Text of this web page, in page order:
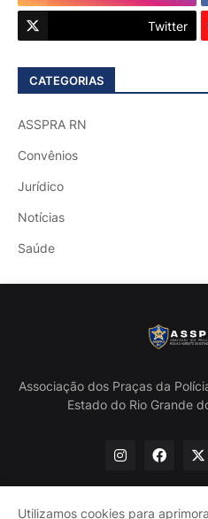
Twitter
CATEGORIAS
ASSPRA RN
Convênios
Jurídico
Notícias
Saúde
Associação dos Praças da
Estado do Rio Grande
Utilizamos cookies para